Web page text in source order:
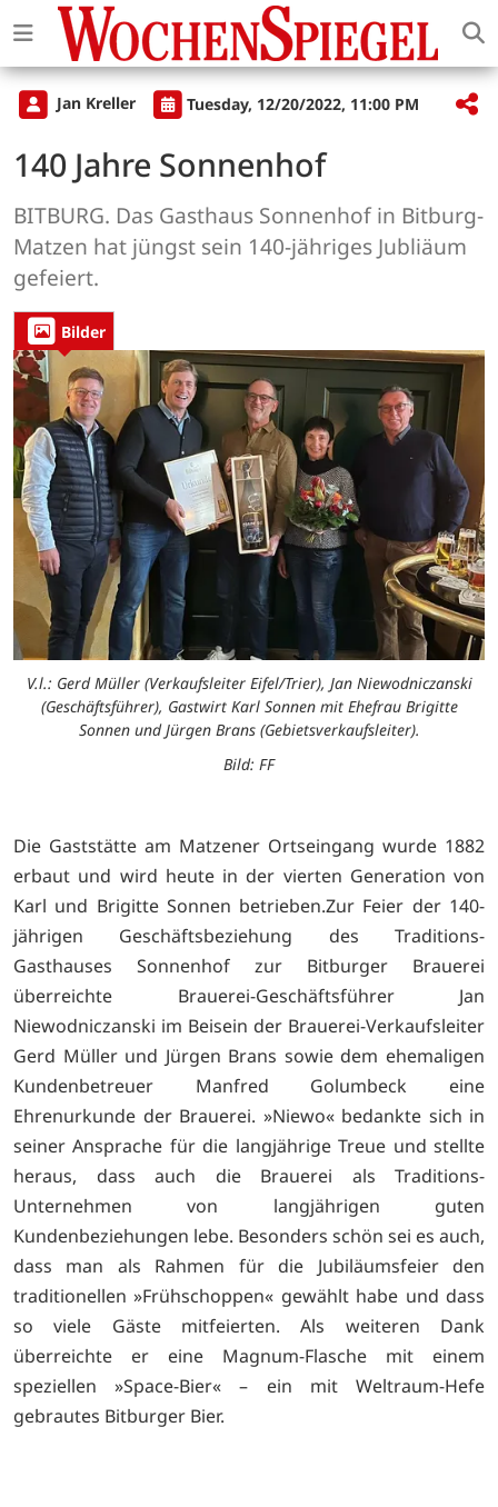
Jan Kreller Tuesday, 12/20/2022, 11:00 PM
140 Jahre Sonnenhof
BITBURG. Das Gasthaus Sonnenhof in Bitburg-
Matzen hat jüngst sein 140-jähriges Jubliäum
gefeiert.
Bilder
V.l.: Gerd Müller (Verkaufsleiter Eifel/Trier), Jan Niewodniczanski
(Geschäftsführer), Gastwirt Karl Sonnen mit Ehefrau Brigitte
Sonnen und Jürgen Brans (Gebietsverkaufsleiter).
Bild: FF
Die Gaststätte am Matzener Ortseingang wurde 1882
erbaut und wird heute in der vierten Generation von
Karl und Brigitte Sonnen betrieben.Zur Feier der 140-
jährigen Geschäftsbeziehung des Traditions-
Gasthauses Sonnenhof zur Bitburger Brauerei
überreichte Brauerei-Geschäftsführer Jan
Niewodniczanski im Beisein der Brauerei-Verkaufsleiter
Gerd Müller und Jürgen Brans sowie dem ehemaligen
Kundenbetreuer Manfred Golumbeck eine
Ehrenurkunde der Brauerei. »Niewo« bedankte sich in
seiner Ansprache für die langjährige Treue und stellte
heraus, dass auch die Brauerei als Traditions-
Unternehmen von langjährigen guten
Kundenbeziehungen lebe. Besonders schön sei es auch,
dass man als Rahmen für die Jubiläumsfeier den
traditionellen »Frühschoppen« gewählt habe und dass
so viele Gäste mitfeierten. Als weiteren Dank
überreichte er eine Magnum-Flasche mit einem
speziellen »Space-Bier« – ein mit Weltraum-Hefe
gebrautes Bitburger Bier.